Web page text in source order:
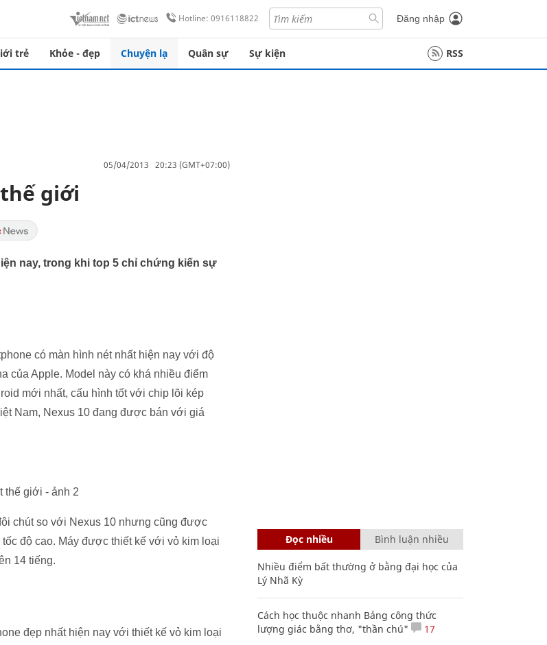
Hotline: 0916118822 Đăng nhập
trẻ Khỏe - đẹp Chuyện lạ Quân sự Sự kiện RSS
05/04/2013 20:23 (GMT+07:00)
giới
nay, trong khi top 5 chỉ chứng kiến sự
có màn hình nét nhất hiện nay với độ
của Apple. Model này có khá nhiều điểm
mới nhất, cấu hình tốt với chip lõi kép
Nam, Nexus 10 đang được bán với giá
chút so với Nexus 10 nhưng cũng được
độ cao. Máy được thiết kế với vỏ kim loại
14 tiếng.
đẹp nhất hiện nay với thiết kế vỏ kim loại
Đọc nhiều Bình luận nhiều
Nhiều điểm bất thường ở bằng đại học của
Lý Nhã Kỳ
Cách học thuộc nhanh Bảng công thức
lượng giác bằng thơ, "thần chú"
17